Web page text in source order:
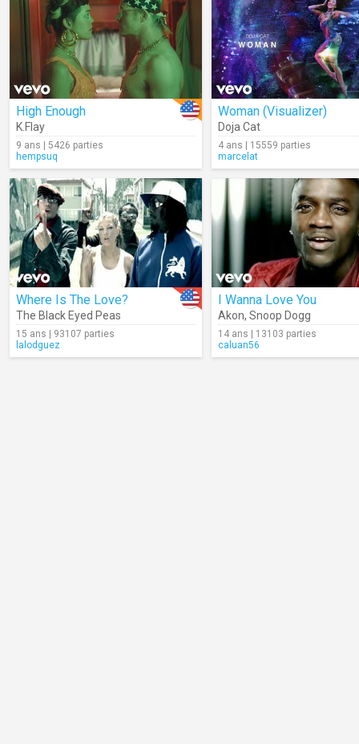
High Enough
K.Flay
9 ans | 5426 parties
hempsuq
Woman (Visualizer)
Doja Cat
4 ans | 15559 parties
marcelat
Where Is The Love?
The Black Eyed Peas
15 ans | 93107 parties
lalodguez
I Wanna Love You
Akon, Snoop Dogg
14 ans | 13103 parties
caluan56